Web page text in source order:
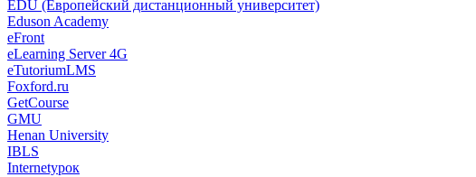
EDU (Европейский дистанционный университет)
Eduson Academy
eFront
eLearning Server 4G
eTutoriumLMS
Foxford.ru
GetCourse
GMU
Henan University
IBLS
Internetурок